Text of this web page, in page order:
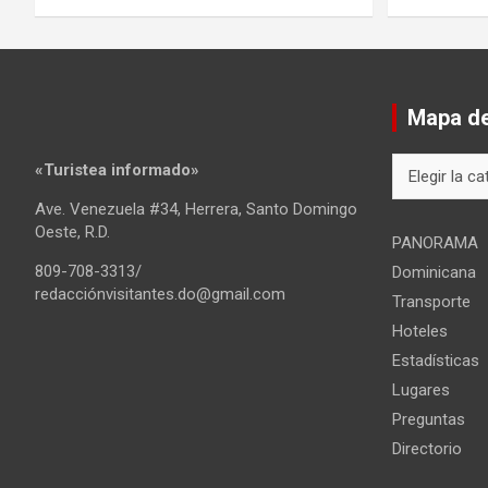
«Turistea informado»
Ave. Venezuela #34, Herrera, Santo Domingo
Oeste, R.D.
809-708-3313/
redacciónvisitantes.do@gmail.com
Mapa
del
PANORAMA
Dominicana
Transporte
Hoteles
Estadísticas
Lugares
Preguntas
Directorio